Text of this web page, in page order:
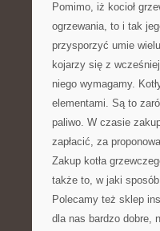
Pomimo, iż kocioł
ogrzewania, to i tak
przysporzyć umie
kojarzy się z
niego wymagamy.
elementami. Są to
paliwo. W czasie
zapłacić, za
Zakup kotła
także to, w jaki
Polecamy też sklep
dla nas bardzo dobre,